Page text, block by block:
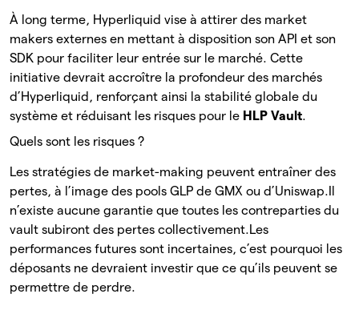
À long terme, Hyperliquid vise à attirer des market
makers externes en mettant à disposition son API et son
SDK pour faciliter leur entrée sur le marché. Cette
initiative devrait accroître la profondeur des marchés
d’Hyperliquid, renforçant ainsi la stabilité globale du
système et réduisant les risques pour le HLP Vault.
Quels sont les risques ?
Les stratégies de market-making peuvent entraîner des
pertes, à l’image des pools GLP de GMX ou d’Uniswap.
n’existe aucune garantie que toutes les contreparties du
vault subiront des pertes collectivement.Les
performances futures sont incertaines, c’est pourquoi les
déposants ne devraient investir que ce qu’ils peuvent se
permettre de perdre.